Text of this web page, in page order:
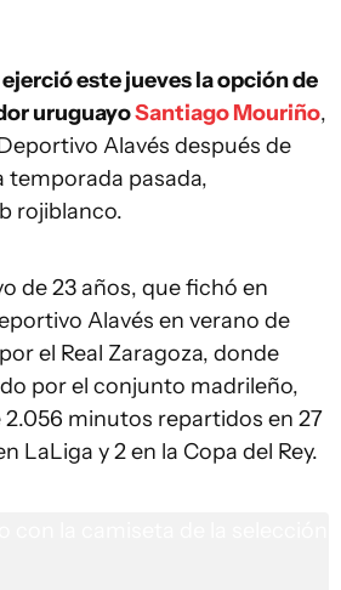
este jueves la opción de
uruguayoSantiago Mouriño,
Alavés después de
temporada pasada,
rojiblanco.
de 23 años, que fichó en
Alavés en verano de
el Real Zaragoza, donde
por el conjunto madrileño,
minutos repartidos en 27
LaLiga y 2 en la Copa del Rey.